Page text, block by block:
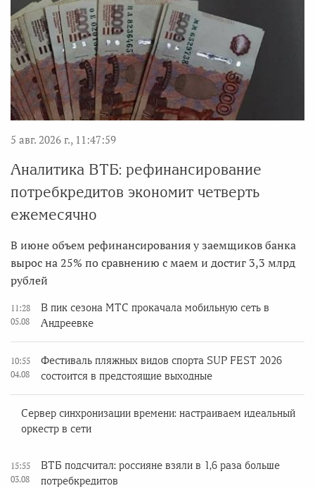
5 авг. 2026 г., 11:47:59
Аналитика ВТБ: рефинансирование
потребкредитов экономит четверть
ежемесячно
В июне объем рефинансирования у заемщиков банка
вырос на 25% по сравнению с маем и достиг 3,3 млрд
рублей
11:28
05.08
В пик сезона МТС прокачала мобильную сеть в
Андреевке
10:55
04.08
Фестиваль пляжных видов спорта SUP FEST 2026
состоится в предстоящие выходные
Сервер синхронизации времени: настраиваем идеальный
оркестр в сети
15:55
03.08
ВТБ подсчитал: россияне взяли в 1,6 раза больше
потребкредитов